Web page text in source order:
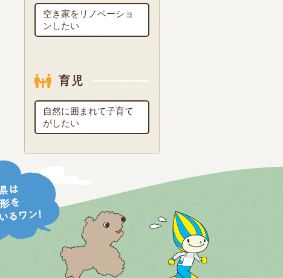
空き家をリノベーショ
ンしたい
育児
自然に囲まれて子育て
がしたい
特集ページ
愛知県在住の方